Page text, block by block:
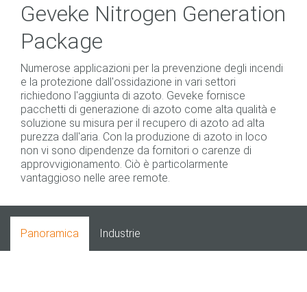
Geveke Nitrogen Generation
Package
Numerose applicazioni per la prevenzione degli incendi
e la protezione dall'ossidazione in vari settori
richiedono l'aggiunta di azoto. Geveke fornisce
pacchetti di generazione di azoto come alta qualità e
soluzione su misura per il recupero di azoto ad alta
purezza dall'aria. Con la produzione di azoto in loco
non vi sono dipendenze da fornitori o carenze di
approvvigionamento. Ciò è particolarmente
vantaggioso nelle aree remote.
Panoramica Industrie